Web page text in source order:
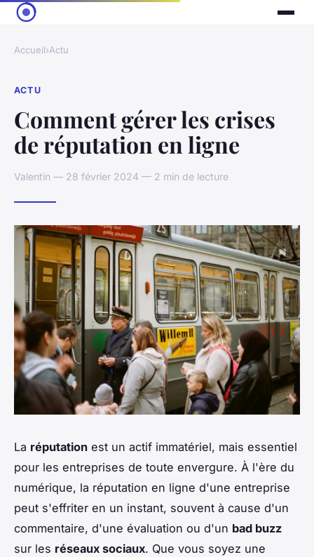
Accueil›Actu
ACTU
Comment gérer les crises
de réputation en ligne
Valentin — 28 février 2024 — 2 min de lecture
La réputation est un actif immatériel, mais essentiel
pour les entreprises de toute envergure. À l'ère du
numérique, la réputation en ligne d'une entreprise
peut s'effriter en un instant, souvent à cause d'un
commentaire, d'une évaluation ou d'un bad buzz
sur les réseaux sociaux. Que vous soyez une